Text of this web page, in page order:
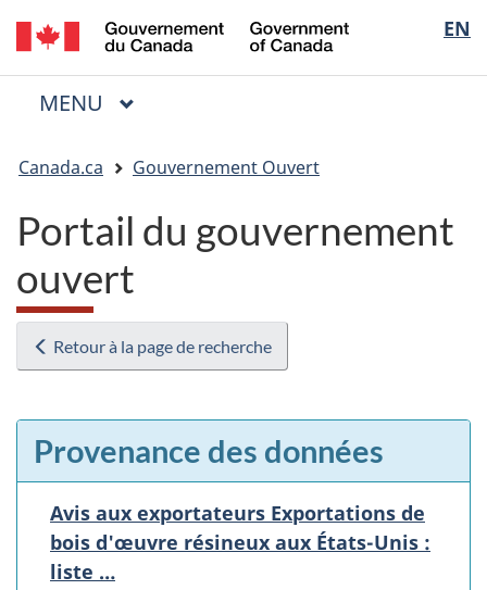
Passer
au
contenu
Passer
à
« Au
Passer
à
la
EN
of
Menu
MENU PRINCIPAL
êtes
ici
Canada.ca Gouvernement Ouvert
Portail du gouvernement
ouvert
Retour à la page de recherche
Provenance des données
Avis aux exportateurs Exportations de
bois d'œuvre résineux aux États-Unis :
liste …